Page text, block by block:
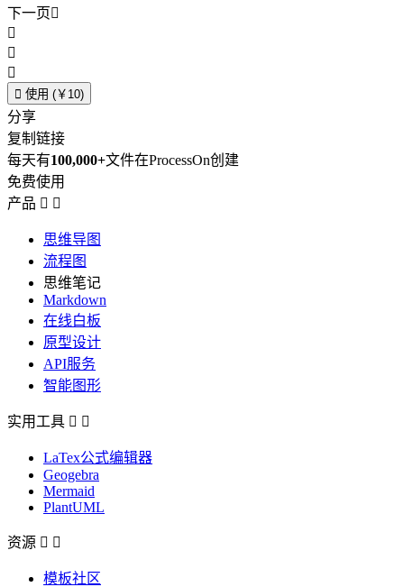
下一页



 使用 (￥10)
分享
复制链接
每天有100,000+文件在ProcessOn创建
免费使用
产品  
思维导图
流程图
思维笔记
Markdown
在线白板
原型设计
API服务
智能图形
实用工具  
LaTex公式编辑器
Geogebra
Mermaid
PlantUML
资源  
模板社区